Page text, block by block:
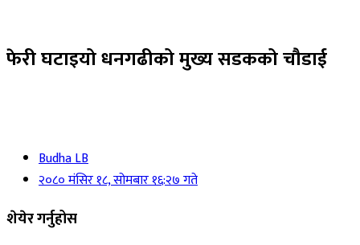
फेरी घटाइयो धनगढीको मुख्य सडकको चौडाई
Budha LB
२०८० मंसिर १८, सोमबार १६:२७ गते
शेयेर गर्नुहोस